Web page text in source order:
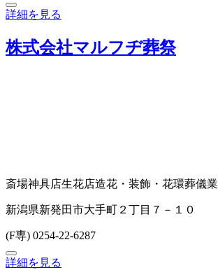
詳細を見る
株式会社マルフヂ葬祭
斎場神具店生花店造花・装飾・花環葬儀業
新潟県新発田市大手町２丁目７－１０
(F専) 0254-22-6287
詳細を見る